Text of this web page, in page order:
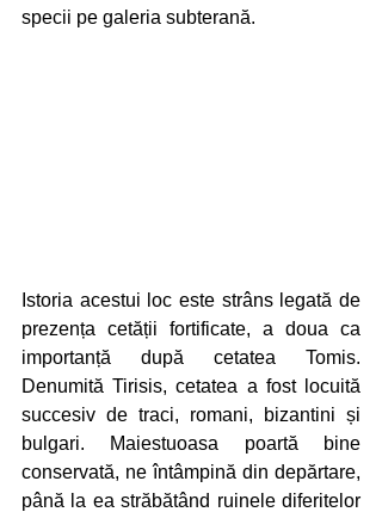
specii pe galeria subterană.
Istoria acestui loc este strâns legată de
prezența cetății fortificate, a doua ca
importanță după cetatea Tomis.
Denumită Tirisis, cetatea a fost locuită
succesiv de traci, romani, bizantini și
bulgari. Maiestuoasa poartă bine
conservată, ne întâmpină din depărtare,
până la ea străbătând ruinele diferitelor